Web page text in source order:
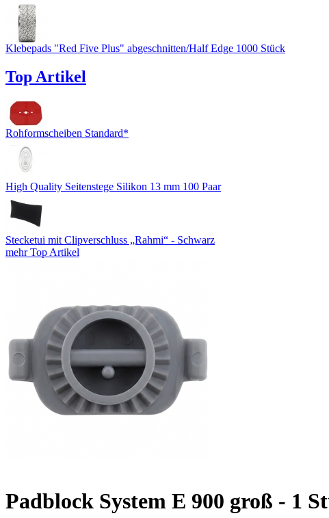
Klebepads "Red Five Plus" abgeschnitten/Half Edge 1000 Stück
Top Artikel
Rohformscheiben Standard*
High Quality Seitenstege Silikon 13 mm 100 Paar
Stecketui mit Clipverschluss „Rahmi“ - Schwarz
mehr Top Artikel
Padblock System E 900 groß - 1